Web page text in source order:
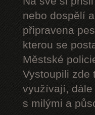
nebo dospělí
připravena
kterou se
Městské
Vystoupili zde
využívají, dále
s milými a